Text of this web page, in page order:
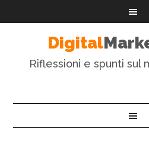
Digital
Riflessioni e spunti sul